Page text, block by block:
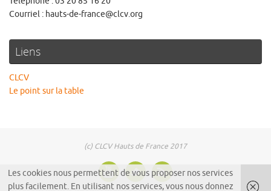
Courriel : hauts-de-france@clcv.org
Liens
CLCV
Le point sur la table
(c) CLCV Hauts de France 2017
Les cookies nous permettent de vous proposer nos services
plus facilement. En utilisant nos services, vous nous donnez